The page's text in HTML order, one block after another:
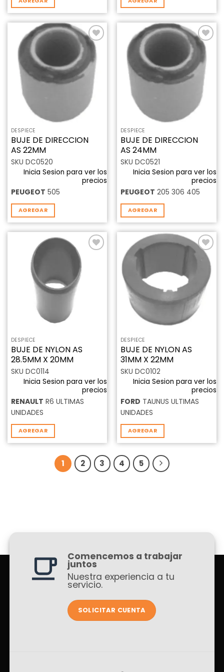
Añadir
a la
lista de
deseos
DESPIECE
BUJE DE DIRECCION
AS 22MM
SKU DC0520
Inicia Sesion para ver los
precios
PEUGEOT 505
AGREGAR
Añadir
lista de
deseos
DESPIECE
BUJE DE DIRECCION
AS 24MM
SKU DC0521
Inicia Sesion para ver los
precios
PEUGEOT 205 306 405
AGREGAR
lista de
deseos
DESPIECE
BUJE DE NYLON AS
28.5MM X 20MM
SKU DC0114
Inicia Sesion para ver los
precios
RENAULT R6 ULTIMAS
UNIDADES
AGREGAR
Añadir
lista de
deseos
DESPIECE
BUJE DE NYLON AS
31MM X 22MM
SKU DC0102
Inicia Sesion para ver los
precios
FORD TAUNUS ULTIMAS
UNIDADES
AGREGAR
1 2 3 4 5
Comencemos a trabajar
juntos
Nuestra experiencia a tu
servicio.
SOLICITAR CUENTA